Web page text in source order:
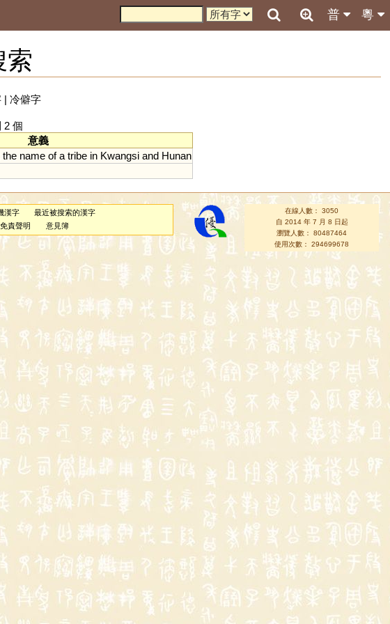
粵
普
| 冷僻字
2 個
意義
the name of a tribe in Kwangsi and Hunan
漢字
最近被搜索的漢字
免責聲明 意見簿
在線人數： 3050
自 2014 年 7 月 8 日起
瀏覽人數： 80487464
使用次數： 294699678